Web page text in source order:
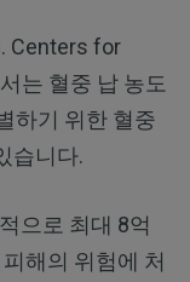
Centers for
는 혈중 납 농도
하기 위한 혈중
습니다.
으로 최대 8억
해의 위험에 처